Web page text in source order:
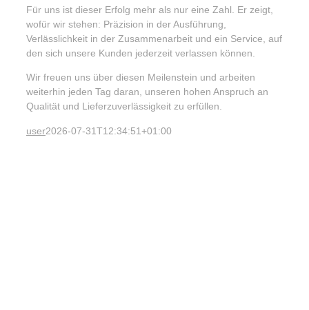
Für uns ist dieser Erfolg mehr als nur eine Zahl. Er zeigt,
wofür wir stehen: Präzision in der Ausführung,
Verlässlichkeit in der Zusammenarbeit und ein Service, auf
den sich unsere Kunden jederzeit verlassen können.
Wir freuen uns über diesen Meilenstein und arbeiten
weiterhin jeden Tag daran, unseren hohen Anspruch an
Qualität und Lieferzuverlässigkeit zu erfüllen.
user2026-07-31T12:34:51+01:00